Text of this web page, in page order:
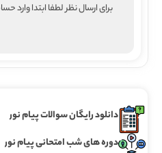
برای ارسال نظر لطفا ابتدا وارد
دانلود رایگان سوالات پیام نور
دوره های شب امتحانی پیام نور